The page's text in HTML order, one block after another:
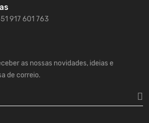
917 601 763
as nossas novidades, ideias e
de correio.